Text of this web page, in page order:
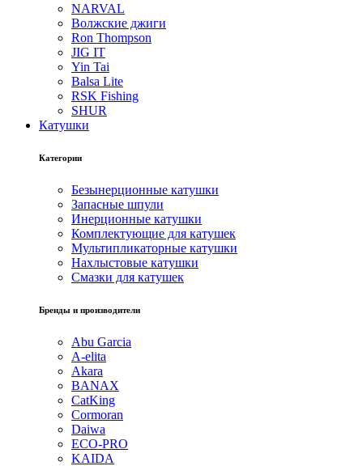
NARVAL
Волжские джиги
Ron Thompson
JIG IT
Yin Tai
Balsa Lite
RSK Fishing
SHUR
Катушки
Категории
Безынерционные катушки
Запасные шпули
Инерционные катушки
Комплектующие для катушек
Мультипликаторные катушки
Нахлыстовые катушки
Смазки для катушек
Бренды и производители
Abu Garcia
A-elita
Akara
BANAX
CatKing
Cormoran
Daiwa
ECO-PRO
KAIDA